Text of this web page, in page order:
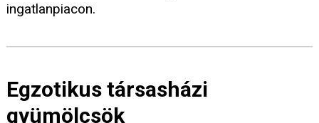
ingatlanpiacon.
Egzotikus társasházi
gyümölcsök